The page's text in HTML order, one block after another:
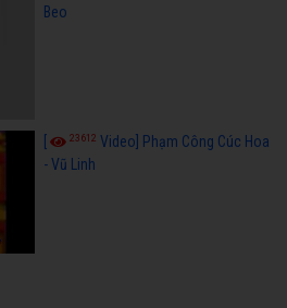
Beo
23612 Video] Phạm Công Cúc Hoa
- Vũ Linh